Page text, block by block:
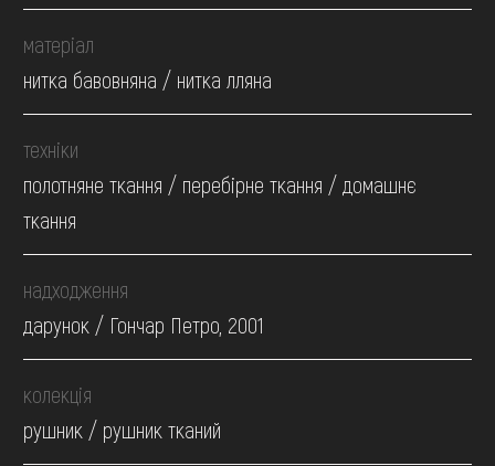
матеріал
нитка бавовняна / нитка лляна
техніки
полотняне ткання / перебірне ткання / домашнє
ткання
надходження
дарунок / Гончар Петро, 2001
колекція
рушник / рушник тканий